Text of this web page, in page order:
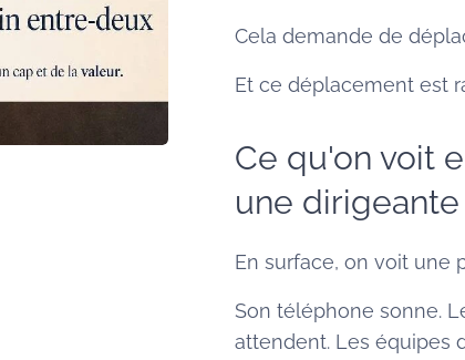
Cela demande de
Et ce déplacement est
Ce qu'on voit
une
En surface, on voit une
Son téléphone sonne.
attendent. Les équipes